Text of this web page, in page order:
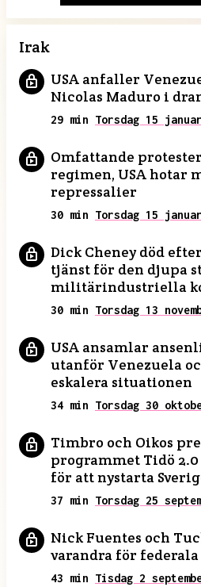
Irak
USA anfaller
Nicolas Maduro i
29 min Torsdag 15
Omfattande
regimen, USA hotar
repressalier
30 min Torsdag 15
Dick Cheney död
tjänst för den djupa
militärindustriella
30 min Torsdag 13
USA ansamlar
utanför Venezuela
eskalera situationen
34 min Torsdag 30
Timbro och Oikos
programmet Tidö
för att nystarta
37 min Torsdag 25
Nick Fuentes och
varandra för
43 min Tisdag 2